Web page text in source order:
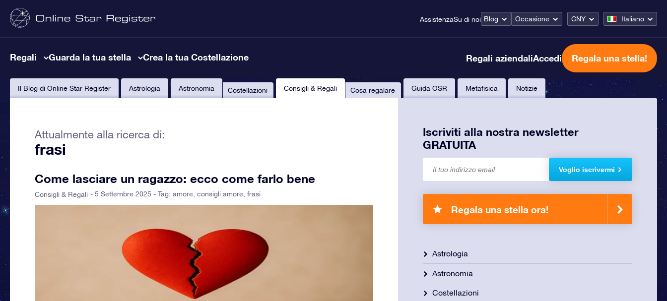
AssistenzaSu di noi Blog Occasione CNY Italiano
Regali Guarda la tua stella Crea la tua Costellazione Regali aziendaliAccedi Regala una stella!
Il Blog di Online Star Register Astrologia Astronomia Costellazioni Consigli & Regali Cosa regalare Guida OSR Metafisica Notizie
Attualmente alla ricerca di:
frasi
Come lasciare un ragazzo: ecco come farlo bene
Consigli & Regali - 5 Settembre 2025 - Tag: amore consigli amore frasi
Iscriviti alla nostra newsletter
GRATUITA
Voglio iscrivermi
Regala una stella ora!
Astrologia
Astronomia
Costellazioni